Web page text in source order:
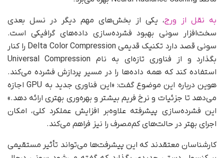
به نقل از ورج، یکی از بخش‌های مهم دیگر در نسل بعدی
سخت‌افزار سونی بهبود فشرده‌سازی داده‌های گرافیکی است.
سونی قصد دارد تکنیک قدیمی Delta Color Compression را کنار
بگذارد و از فناوری تازه‌ای به نام Universal Compression
استفاده کند که همه داده‌ها را در مسیر پردازش فشرده می‌کند.
هوین درباره این موضوع گفت: «این فناوری جدید به GPU اجازه
می‌دهد تا جزئیات و نرخ فریم بیشتر و بهره‌وری بهتری ارائه دهد.»
این فشرده‌سازی پیشرفته علاوه‌بر افزایش عملکرد کلی، امکان
اجرای بهتر در حالت‌های کم‌مصرف را نیز فراهم می‌کند.
کارشناسان معتقدند که این پیشرفت‌ها می‌تواند تأثیر مستقیمی